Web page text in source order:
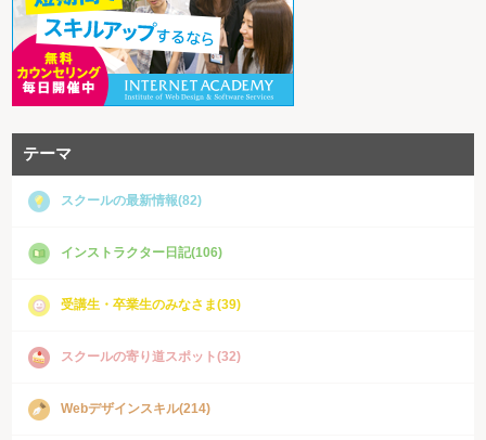
テーマ
スクールの最新情報(82)
インストラクター日記(106)
受講生・卒業生のみなさま(39)
スクールの寄り道スポット(32)
Webデザインスキル(214)